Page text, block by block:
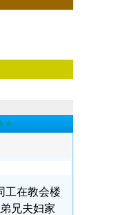
工在教会楼
兄夫妇家